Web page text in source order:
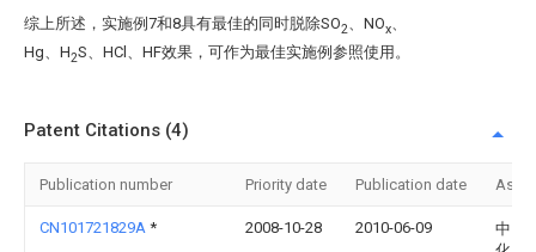
综上所述，实施例7和8具有最佳的同时脱除SO2 、NOx
Hg、H2S、HCl、HF效果，可作为最佳实施例参照使用。
Patent Citations (4)
Publication number Priority date Publication date
CN101721829A * 2008-10-28 2010-06-09
中国